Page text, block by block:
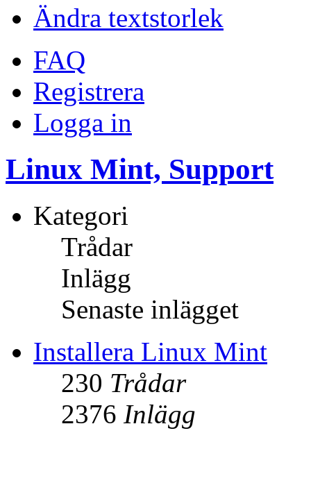
Ändra textstorlek
FAQ
Registrera
Logga in
Linux Mint, Support
Kategori
Trådar
Inlägg
Senaste inlägget
Installera Linux Mint
230 Trådar
2376 Inlägg